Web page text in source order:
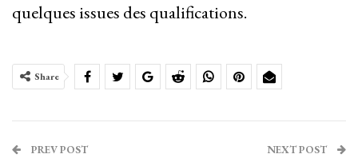
quelques issues des qualifications.
Share
PREV POST NEXT POST